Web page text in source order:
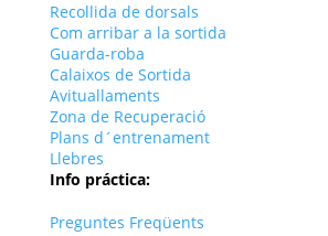
Recollida de dorsals
Com arribar a la sortida
Guarda-roba
Calaixos de Sortida
Avituallaments
Zona de Recuperació
Plans d´entrenament
Llebres
Info práctica:
Preguntes Freqüents